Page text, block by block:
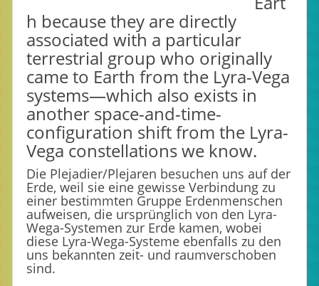
h because they are directly
associated with a particular
terrestrial group who originally
came to Earth from the Lyra-Vega
systems—which also exists in
another space-and-time-
configuration shift from the Lyra-
Vega constellations we know.
Die Plejadier/Plejaren besuchen uns auf der
Erde, weil sie eine gewisse Verbindung zu
einer bestimmten Gruppe Erdenmenschen
aufweisen, die ursprünglich von den Lyra-
Wega-Systemen zur Erde kamen, wobei
diese Lyra-Wega-Systeme ebenfalls zu den
uns bekannten zeit- und raumverschoben
sind.